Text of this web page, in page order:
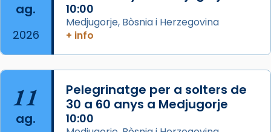
comitè organitzador de la visita apostòlica
del Sant Pare Lleó XIV a Barcelona, i als
col·laboradors, a la Catedral de Barcelona.
L’arquebisbe de Barcelona, el cardenal Joan
Josep Omella, ha presidit la missa i l’ha
concelebrat el bisbe auxiliar de Barcelona,
Mons. David Abadías.
📸 Dr. G. Simón
ag.
2026
10:00
Medjugorje, Bòsnia i Herzegovina
+ info
11
ag.
Pelegrinatge per a solters de
30 a 60 anys a Medjugorje
10:00